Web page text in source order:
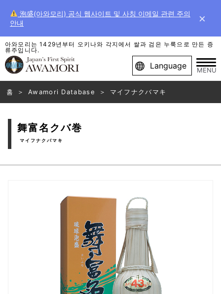
泡盛(아와모리) 공식 웹사이트 및 사칭 이메일 관련 주의
안내
×
아와모리는 1429년부터 오키나와 각지에서 쌀과 검은 누룩으로 만든 증
류주입니다.
Language MENU
홈 Awamori Database マイフナクバマキ
舞富名クバ巻
マイフナクバマキ